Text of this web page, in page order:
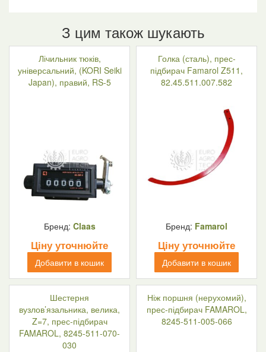
З цим також шукають
Лічильник тюків,
універсальний, (KORI Seiki
Japan), правий, RS-5
Бренд: Claas
Ціну уточнюйте
Добавити в кошик
Голка (сталь), прес-
підбирач Famarol Z511,
82.45.511.007.582
Бренд: Famarol
Ціну уточнюйте
Добавити в кошик
Шестерня
вузлов’язальника, велика,
Z=7, прес-підбирач
FAMAROL, 8245-511-070-
030
Ніж поршня (нерухомий),
прес-підбирач FAMAROL,
8245-511-005-066